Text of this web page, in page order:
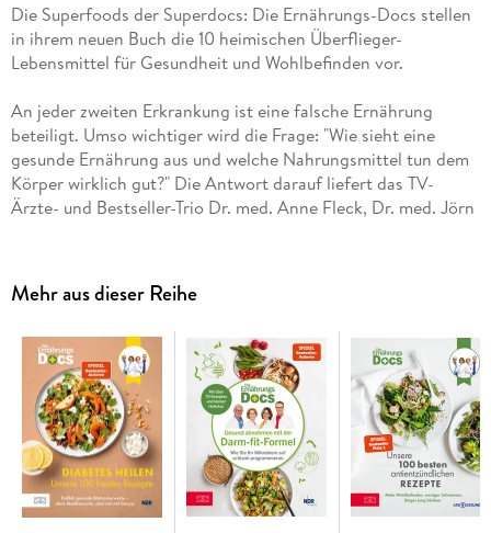
Die Superfoods der Superdocs: Die Ernährungs-Docs stellen
in ihrem neuen Buch die 10 heimischen Überflieger-
Lebensmittel für Gesundheit und Wohlbefinden vor.
An jeder zweiten Erkrankung ist eine falsche Ernährung
beteiligt. Umso wichtiger wird die Frage: "Wie sieht eine
gesunde Ernährung aus und welche Nahrungsmittel tun dem
Körper wirklich gut?" Die Antwort darauf liefert das TV-
Ärzte- und Bestseller-Trio Dr. med. Anne Fleck, Dr. med. Jörn
Superfoods müssen nicht weit gereist sein: Brokkoli, Apfel,
Spinat, Heidelbeeren, Lein, Walnüsse und Co. sind die
gesündesten Lebensmittel der Welt. Vollgepackt mit
Nährstoffen wie Vitaminen, Mineralstoffen, essenziellen
Fettsäuren und sekundären Pflanzenstoffen, können sie das
Immunsystem stärken, Herz-Kreislauf-Erkrankungen,
Diabetes, Krebs und anderen Krankheiten vorbeugen und
machen damit Nahrungsergänzungsmittel und so manches
Medikament überflüssig. Und genau deshalb sollten sie so oft
wie möglich im Einkaufskorb und auf dem Teller landen.
Mehr aus dieser Reihe